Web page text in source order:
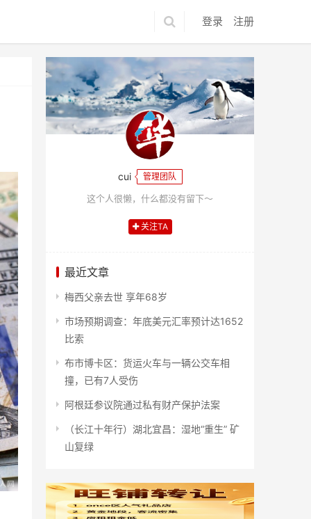
登录 注册
cui 管理团队
这个人很懒，什么都没有留下～
关注TA
最近文章
梅西父亲去世 享年68岁
市场预期调查：年底美元汇率预计达1652
比索
布市博卡区：货运火车与一辆公交车相
撞，已有7人受伤
阿根廷参议院通过私有财产保护法案
（长江十年行）湖北宜昌：湿地“重生” 矿
山复绿